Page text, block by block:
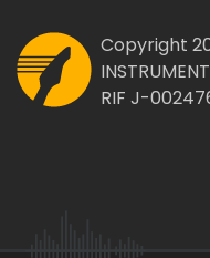
Copyright
RIF J-